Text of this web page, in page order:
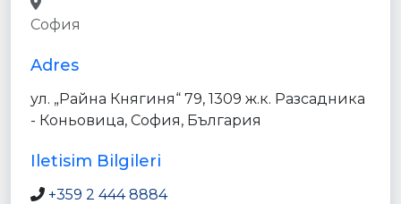
София
Adres
ул. „Райна Княгиня“ 79, 1309 ж.к. Разсадника
- Коньовица, София, България
Iletisim Bilgileri
+359 2 444 8884